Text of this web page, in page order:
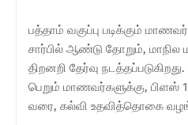
பத்தாம் வகுப்பு படிக்கும்
சார்பில் ஆண்டு தோறும், மாநில
திறனறி தேர்வு
பெறும் மாணவர்களுக்கு, பிளஸ் 1
வரை, கல்வி உதவித்தொகை